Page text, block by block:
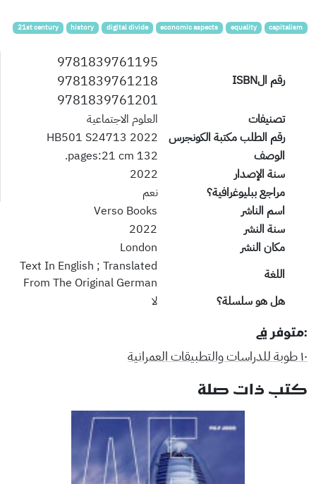
capitalism
equality
economic aspects
digital divide
history
21st century
رقم الISBN
9781839761195
9781839761218
9781839761201
تصنيفات
العلوم الاجتماعية
رقم الطلب مكتبة الكونجرس
HB501 S24713 2022
الوصف
132 pages:21 cm.
سنة الإصدار
2022
مراجع ببليوغرافية؟
نعم
اسم الناشر
Verso Books
سنة النشر
2022
مكان النشر
London
اللغة
Text In English ; Translated
From The Original German
هل هو سلسلة؟
لا
:متوفر في
١٠ طوبة للدراسات والتطبيقات العمرانية
كتب ذات صلة